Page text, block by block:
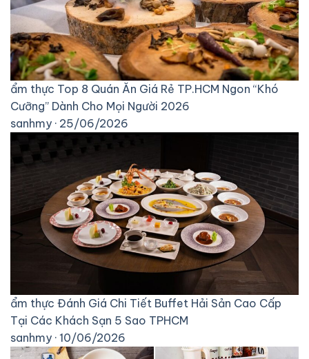
ẩm thực Top 8 Quán Ăn Giá Rẻ TP.HCM Ngon “Khó
Cưỡng” Dành Cho Mọi Người 2026
sanhmy · 25/06/2026
ẩm thực Đánh Giá Chi Tiết Buffet Hải Sản Cao Cấp
Tại Các Khách Sạn 5 Sao TPHCM
sanhmy · 10/06/2026